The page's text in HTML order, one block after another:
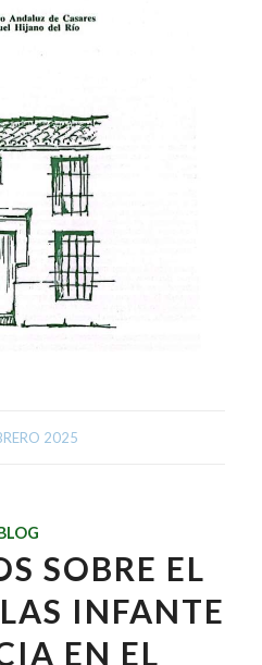
2025
SOBRE EL
INFANTE
EN EL